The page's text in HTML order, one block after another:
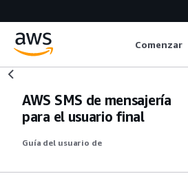
Comenzar
AWS SMS de mensajería
para el usuario final
Guía del usuario de